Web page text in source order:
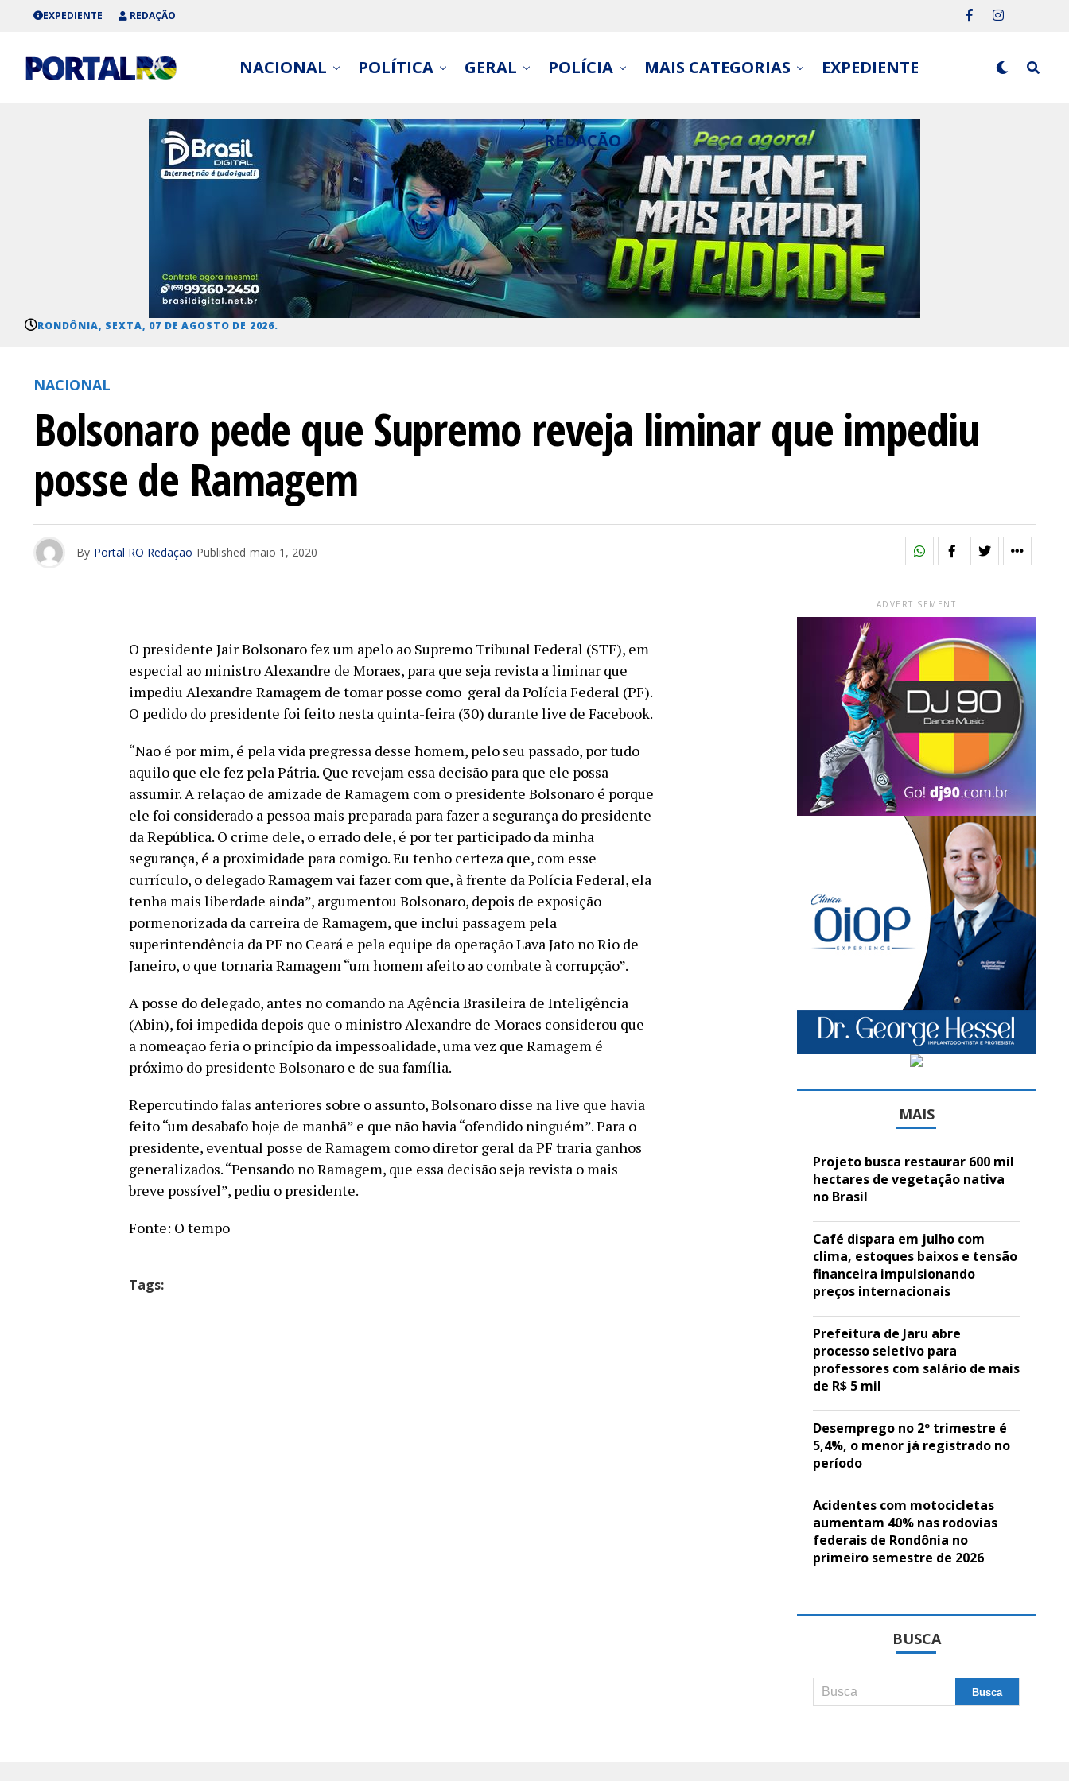
EXPEDIENTE REDAÇÃO
NACIONAL POLÍTICA GERAL POLÍCIA MAIS CATEGORIAS EXPEDIENTE
REDAÇÃO
RONDÔNIA, SEXTA, 07 DE AGOSTO DE 2026.
NACIONAL
Bolsonaro pede que Supremo reveja liminar que impediu
posse de Ramagem
By Portal RO Redação Published maio 1, 2020
O presidente Jair Bolsonaro fez um apelo ao Supremo Tribunal Federal (STF), em
especial ao ministro Alexandre de Moraes, para que seja revista a liminar que
impediu Alexandre Ramagem de tomar posse como geral da Polícia Federal (PF).
O pedido do presidente foi feito nesta quinta-feira (30) durante live de Facebook.
“Não é por mim, é pela vida pregressa desse homem, pelo seu passado, por tudo
aquilo que ele fez pela Pátria. Que revejam essa decisão para que ele possa
assumir. A relação de amizade de Ramagem com o presidente Bolsonaro é porque
ele foi considerado a pessoa mais preparada para fazer a segurança do presidente
da República. O crime dele, o errado dele, é por ter participado da minha
segurança, é a proximidade para comigo. Eu tenho certeza que, com esse
currículo, o delegado Ramagem vai fazer com que, à frente da Polícia Federal, ela
tenha mais liberdade ainda”, argumentou Bolsonaro, depois de exposição
pormenorizada da carreira de Ramagem, que inclui passagem pela
superintendência da PF no Ceará e pela equipe da operação Lava Jato no Rio de
Janeiro, o que tornaria Ramagem “um homem afeito ao combate à corrupção”.
A posse do delegado, antes no comando na Agência Brasileira de Inteligência
(Abin), foi impedida depois que o ministro Alexandre de Moraes considerou que
a nomeação feria o princípio da impessoalidade, uma vez que Ramagem é
próximo do presidente Bolsonaro e de sua família.
Repercutindo falas anteriores sobre o assunto, Bolsonaro disse na live que havia
feito “um desabafo hoje de manhã” e que não havia “ofendido ninguém”. Para o
presidente, eventual posse de Ramagem como diretor geral da PF traria ganhos
generalizados. “Pensando no Ramagem, que essa decisão seja revista o mais
breve possível”, pediu o presidente.
Fonte: O tempo
Tags:
ADVERTISEMENT
MAIS
Projeto busca restaurar 600 mil
hectares de vegetação nativa
no Brasil
Café dispara em julho com
clima, estoques baixos e tensão
financeira impulsionando
preços internacionais
Prefeitura de Jaru abre
processo seletivo para
professores com salário de mais
de R$ 5 mil
Desemprego no 2º trimestre é
5,4%, o menor já registrado no
período
Acidentes com motocicletas
aumentam 40% nas rodovias
federais de Rondônia no
primeiro semestre de 2026
BUSCA